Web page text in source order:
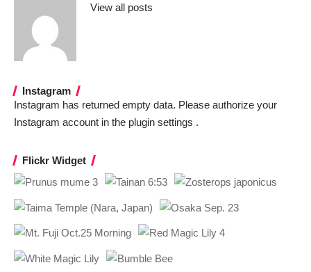
View all posts
Instagram
Instagram has returned empty data. Please authorize your
Instagram account in the plugin settings .
Flickr Widget